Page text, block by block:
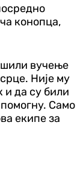
конопца,
вучење
Није му
и да су били
Само
екипе за